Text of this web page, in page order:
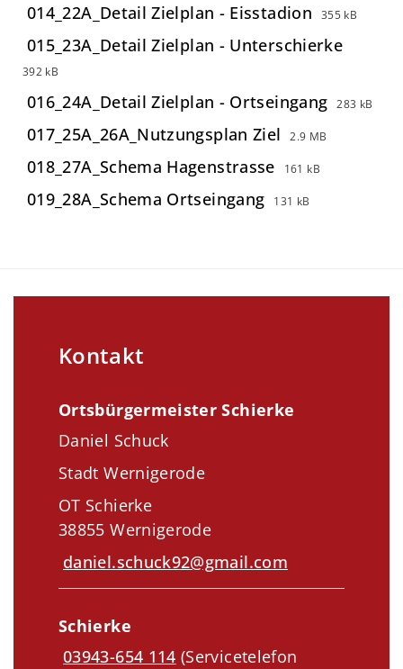
014_22A_Detail Zielplan - Eisstadion 355 kB
015_23A_Detail Zielplan - Unterschierke
392 kB
016_24A_Detail Zielplan - Ortseingang 283 kB
017_25A_26A_Nutzungsplan Ziel 2.9 MB
018_27A_Schema Hagenstrasse 161 kB
019_28A_Schema Ortseingang 131 kB
Kontakt
Ortsbürgermeister Schierke
Daniel Schuck
Stadt Wernigerode
OT Schierke
38855 Wernigerode
daniel.schuck92@gmail.com
Schierke
03943-654 114 (Servicetelefon